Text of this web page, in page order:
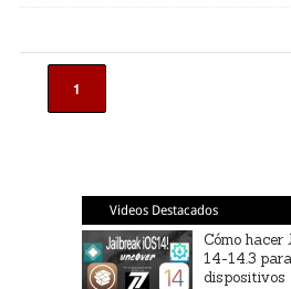
1
Videos Destacados
Cómo hacer
14-14.3
dispositivos